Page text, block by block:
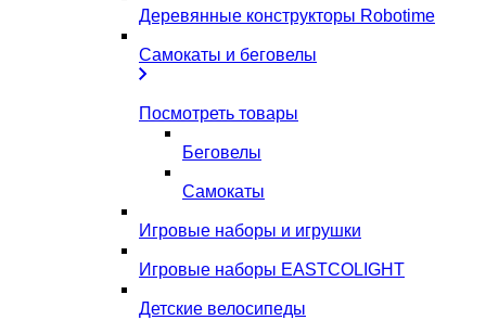
Деревянные конструкторы Robotime
Самокаты и беговелы
Посмотреть товары
Беговелы
Самокаты
Игровые наборы и игрушки
Игровые наборы EASTCOLIGHT
Детские велосипеды